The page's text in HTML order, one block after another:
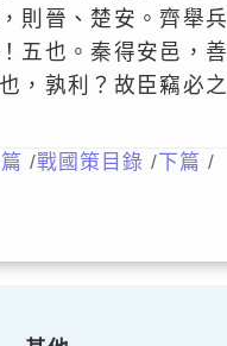
則晉、楚安。齊舉兵
五也。秦得安邑，善
，孰利？故臣竊必之
/戰國策目錄 / 下篇 /